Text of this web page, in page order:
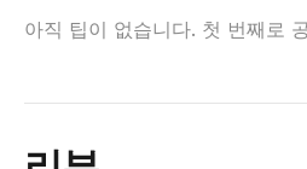
아직 팁이 없습니다. 첫 번째로